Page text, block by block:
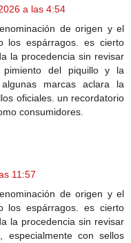
a las 4:54
de origen y el
los espárragos. es cierto
la procedencia sin revisar
del piquillo y la
marcas aclara la
oficiales. un recordatorio
consumidores.
11:57
de origen y el
los espárragos. es cierto
la procedencia sin revisar
con sellos